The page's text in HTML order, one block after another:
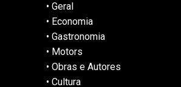
• Geral
• Economia
• Gastronomia
• Motors
• Obras e Autores
• Cultura